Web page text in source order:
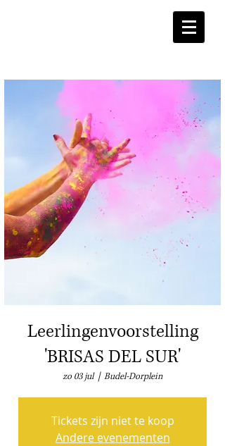
Leerlingenvoorstelling
'BRISAS DEL SUR'
zo 03 jul
  |
Budel-Dorplein
Tickets zijn niet te koop
Andere evenementen